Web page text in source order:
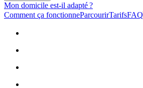
Mon domicile est-il adapté ?
Comment ça fonctionneParcourirTarifsFAQ